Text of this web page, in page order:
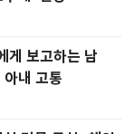
게 보고하는 남
내 고통